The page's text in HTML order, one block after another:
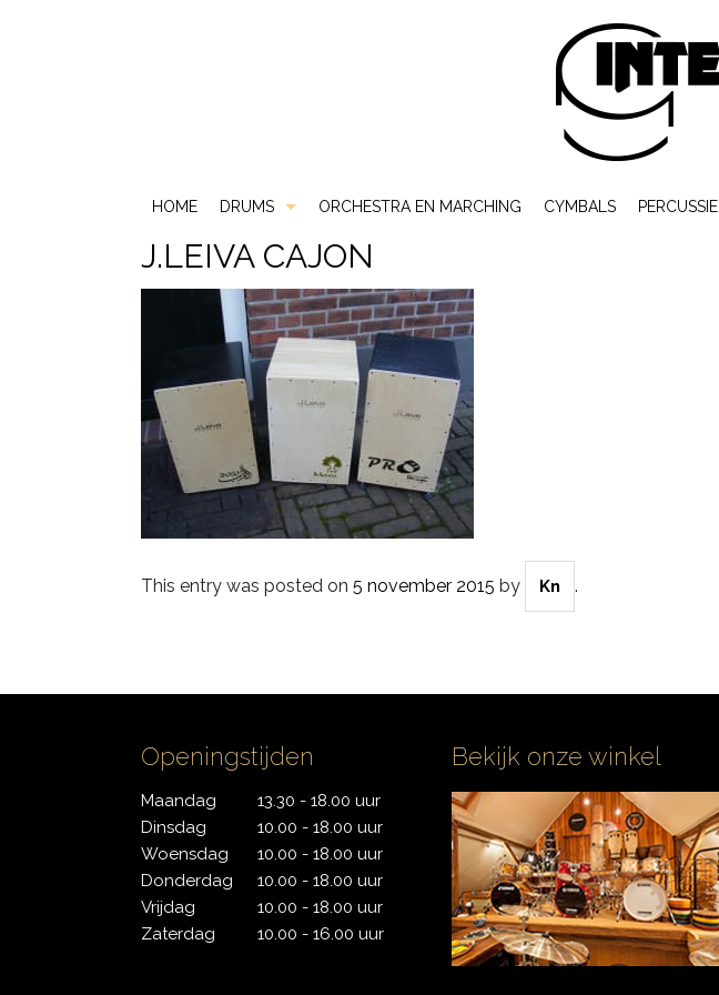
HOME DRUMS
Akoestische Drums
DS
DW
Gretsch
Ludwig
Mapex
PDP
Pearl
Tama
Yamaha
Elektrische Drums
2 Box
Carlsbro
Yamaha
Gebruikt & Beurs
Snare Drums
ORCHESTRA EN MARCHING CYMBALS PERCUSSIE
J.LEIVA CAJON
This entry was posted on 5 november 2015 by Kn .
Openingstijden
Maandag
Dinsdag
Woensdag
Donderdag
Vrijdag
Zaterdag
13.30 - 18.00 uur
10.00 - 18.00 uur
10.00 - 18.00 uur
10.00 - 18.00 uur
10.00 - 18.00 uur
10.00 - 16.00 uur
Bekijk onze winkel